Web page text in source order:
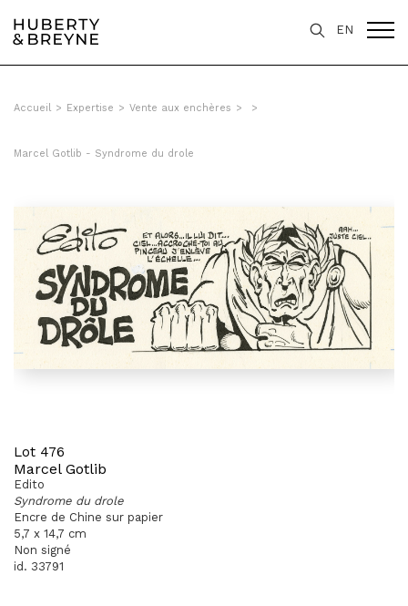
EN
Accueil > Expertise > Vente aux enchères > >
Marcel Gotlib - Syndrome du drole
Lot 476
Marcel Gotlib
Edito
Syndrome du drole
Encre de Chine sur papier
5,7 x 14,7 cm
Non signé
id. 33791